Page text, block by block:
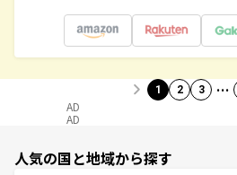
1 2 3 …
AD
AD
人気の国と地域から探す